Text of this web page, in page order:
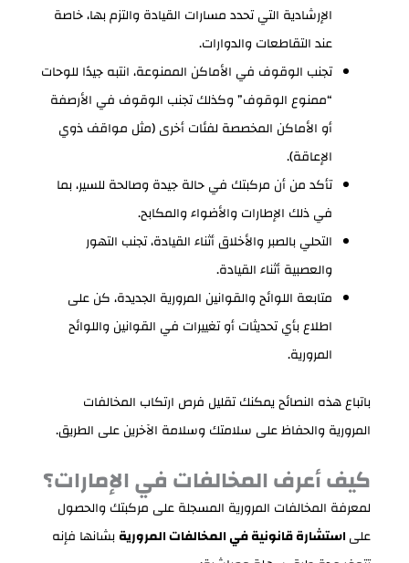
الإرشادية التي تحدد مسارات القيادة والتزم بها، خاصة
عند التقاطعات والدوارات.
تجنب الوقوف في الأماكن الممنوعة، انتبه جيدًا للوحات
“ممنوع الوقوف” وكذلك تجنب الوقوف في الأرصفة
أو الأماكن المخصصة لفئات أخرى (مثل مواقف ذوي
الإعاقة).
تأكد من أن مركبتك في حالة جيدة وصالحة للسير، بما
في ذلك الإطارات والأضواء والمكابح.
التحلي بالصبر والأخلاق أثناء القيادة، تجنب التهور
والعصبية أثناء القيادة.
متابعة اللوائح والقوانين المرورية الجديدة، كن على
اطلاع بأي تحديثات أو تغييرات في القوانين واللوائح
المرورية.
باتباع هذه النصائح يمكنك تقليل فرص ارتكاب المخالفات
المرورية والحفاظ على سلامتك وسلامة الآخرين على الطريق.
كيف أعرف المخالفات في الإمارات؟
لمعرفة المخالفات المرورية المسجلة على مركبتك والحصول
علىاستشارة قانونية في المخالفات المروريةبشانها فإنه